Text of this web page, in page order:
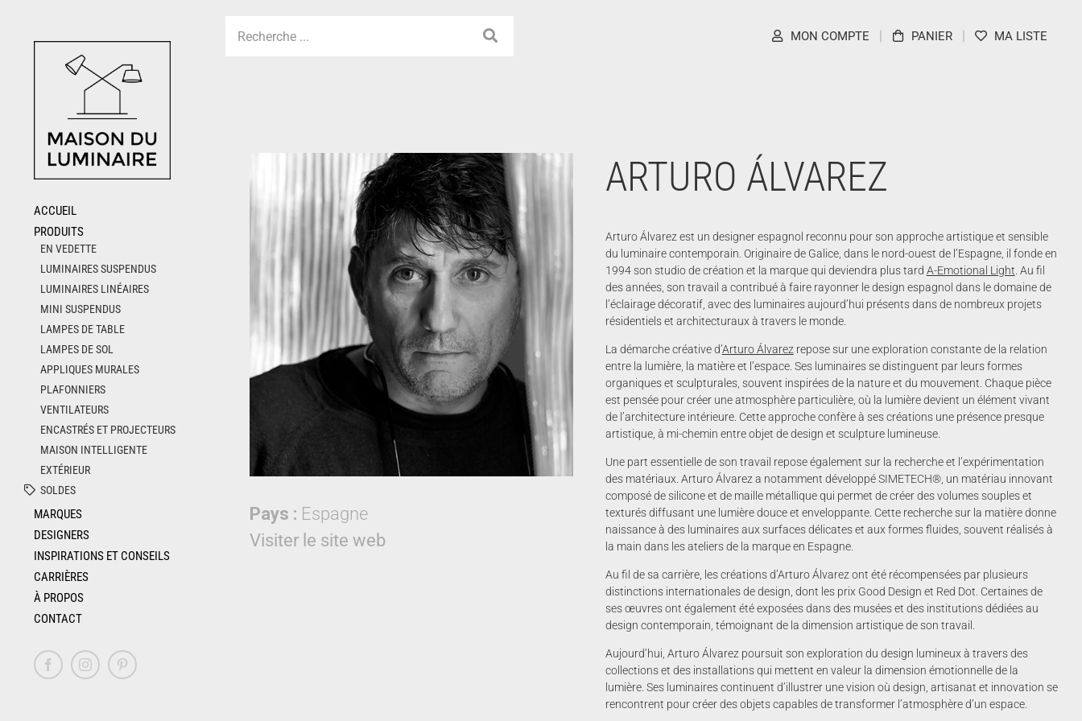
content
ACCUEIL
PRODUITS
EN VEDETTE
LUMINAIRES SUSPENDUS
LUMINAIRES LINÉAIRES
MINI SUSPENDUS
LAMPES DE TABLE
LAMPES DE SOL
APPLIQUES MURALES
PLAFONNIERS
VENTILATEURS
ENCASTRÉS ET PROJECTEURS
MAISON INTELLIGENTE
EXTÉRIEUR
SOLDES
MARQUES
DESIGNERS
INSPIRATIONS ET CONSEILS
CARRIÈRES
À PROPOS
CONTACT
FacebookInstagramPinterest
MON COMPTE PANIER MA LISTE
Pays : Espagne
Visiter le site web
ARTURO ÁLVAREZ
Arturo Álvarez est un designer espagnol reconnu pour son approche artistique et sensible
du luminaire contemporain. Originaire de Galice, dans le nord-ouest de l’Espagne, il fonde en
1994 son studio de création et la marque qui deviendra plus tard A-Emotional Light . Au fil
des années, son travail a contribué à faire rayonner le design espagnol dans le domaine de
l’éclairage décoratif, avec des luminaires aujourd’hui présents dans de nombreux projets
résidentiels et architecturaux à travers le monde.
La démarche créative d’Arturo Álvarez repose sur une exploration constante de la relation
entre la lumière, la matière et l’espace. Ses luminaires se distinguent par leurs formes
organiques et sculpturales, souvent inspirées de la nature et du mouvement. Chaque pièce
est pensée pour créer une atmosphère particulière, où la lumière devient un élément vivant
de l’architecture intérieure. Cette approche confère à ses créations une présence presque
artistique, à mi-chemin entre objet de design et sculpture lumineuse.
Une part essentielle de son travail repose également sur la recherche et l’expérimentation
des matériaux. Arturo Álvarez a notamment développé SIMETECH®, un matériau innovant
composé de silicone et de maille métallique qui permet de créer des volumes souples et
texturés diffusant une lumière douce et enveloppante. Cette recherche sur la matière donne
naissance à des luminaires aux surfaces délicates et aux formes fluides, souvent réalisés à
la main dans les ateliers de la marque en Espagne.
Au fil de sa carrière, les créations d’Arturo Álvarez ont été récompensées par plusieurs
distinctions internationales de design, dont les prix Good Design et Red Dot. Certaines de
ses œuvres ont également été exposées dans des musées et des institutions dédiées au
design contemporain, témoignant de la dimension artistique de son travail.
Aujourd’hui, Arturo Álvarez poursuit son exploration du design lumineux à travers des
collections et des installations qui mettent en valeur la dimension émotionnelle de la
lumière. Ses luminaires continuent d’illustrer une vision où design, artisanat et innovation se
rencontrent pour créer des objets capables de transformer l’atmosphère d’un espace.